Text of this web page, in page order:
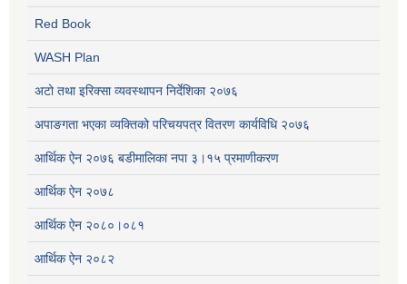
Red Book
WASH Plan
अटो तथा इरिक्सा व्यवस्थापन निर्देशिका २०७६
अपाङगता भएका व्यक्तिको परिचयपत्र वितरण कार्यविधि २०७६
आर्थिक ऐन २०७६ बडीमालिका नपा ३।१५ प्रमाणीकरण
आर्थिक ऐन २०७८
आर्थिक ऐन २०८०।०८१
आर्थिक ऐन २०८२